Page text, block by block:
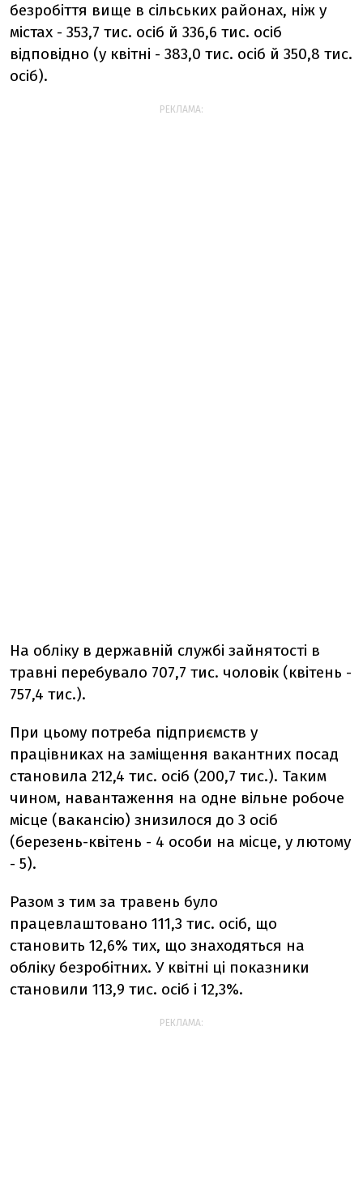
безробіття вище в сільських районах, ніж у
містах - 353,7 тис. осіб й 336,6 тис. осіб
відповідно (у квітні - 383,0 тис. осіб й 350,8 тис.
осіб).
РЕКЛАМА:
На обліку в державній службі зайнятості в
травні перебувало 707,7 тис. чоловік (квітень -
757,4 тис.).
При цьому потреба підприємств у
працівниках на заміщення вакантних посад
становила 212,4 тис. осіб (200,7 тис.). Таким
чином, навантаження на одне вільне робоче
місце (вакансію) знизилося до 3 осіб
(березень-квітень - 4 особи на місце, у лютому
- 5).
Разом з тим за травень було
працевлаштовано 111,3 тис. осіб, що
становить 12,6% тих, що знаходяться на
обліку безробітних. У квітні ці показники
становили 113,9 тис. осіб і 12,3%.
РЕКЛАМА: